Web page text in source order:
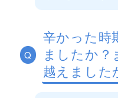
Q
辛かった時
ましたか？
越えました